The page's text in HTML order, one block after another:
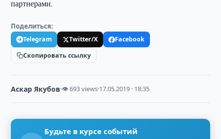
партнерами.
Поделиться:
Telegram Twitter/X
Facebook
Скопировать ссылку
Аскар Якубов·👁 693 views·17.05.2019 · 18:35
Будьте в курсе событий